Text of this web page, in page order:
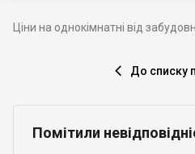
Ціни на однокімнатні від
 До списку
Помітили